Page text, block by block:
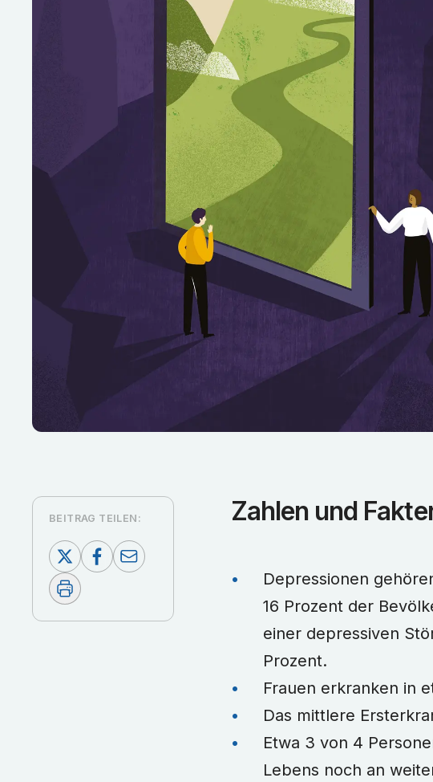
Zahlen und
Depressionen
16 Prozent der
einer depressiven
Prozent.
Frauen erkranken in
Das mittlere
Etwa 3 von 4
Lebens noch an
BEITRAG TEILEN: